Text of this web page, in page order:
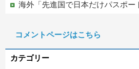
海外「先進国で日本だけパスポート所有率が
【移民政策反対】イオンの売り場で唐揚
コメントページはこちら
カテゴリー